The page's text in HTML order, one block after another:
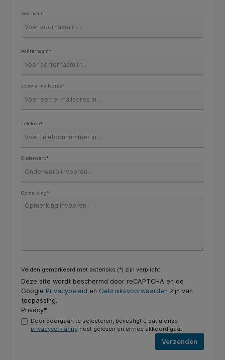
Voornaam
Achternaam*
Jouw e-mailadres*
Telefoon*
Onderwerp*
Opmerking*
Velden gemarkeerd met asterisks (*) zijn verplicht.
Deze site wordt beschermd door reCAPTCHA en de
Google Privacybeleid en Gebruiksvoorwaarden zijn van
toepassing.
Privacy*
Door doorgaan te selecteren, bevestigt u dat u onze
privacyverklaring hebt gelezen en ermee akkoord gaat.
Verzenden